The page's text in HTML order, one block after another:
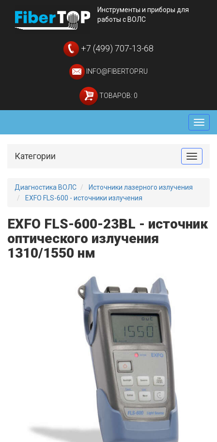
Инструменты и приборы для
работы с ВОЛС
+7 (499) 707-13-68
INFO@FIBERTOP.RU
ТОВАРОВ: 0
Меню
Toggle
Категории
Диагностика ВОЛС
Источники лазерного излучения
EXFO FLS-600 - источники излучения
EXFO FLS-600-23BL - источник
оптического излучения
1310/1550 нм